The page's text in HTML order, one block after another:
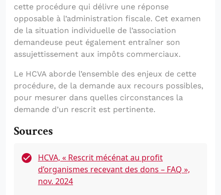
cette procédure qui délivre une réponse
opposable à l’administration fiscale. Cet examen
de la situation individuelle de l’association
demandeuse peut également entraîner son
assujettissement aux impôts commerciaux.
Le HCVA aborde l’ensemble des enjeux de cette
procédure, de la demande aux recours possibles,
pour mesurer dans quelles circonstances la
demande d’un rescrit est pertinente.
Sources
HCVA, « Rescrit mécénat au profit
d’organismes recevant des dons – FAQ »,
nov. 2024